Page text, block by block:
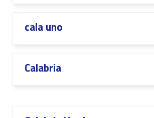
cala uno
Calabria